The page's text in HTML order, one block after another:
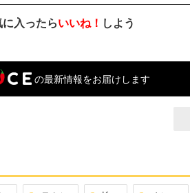
入ったらいいね！ しよう
の最新情報をお届けします